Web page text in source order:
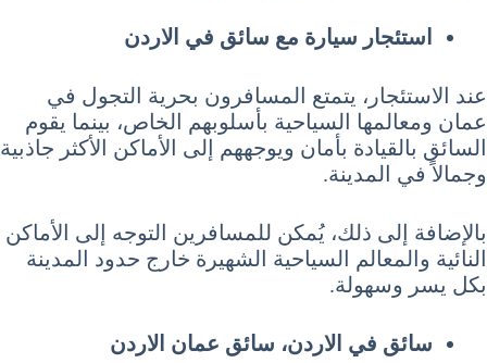
استئجار سيارة مع سائق في الاردن
عند الاستئجار، يتمتع المسافرون بحرية التجول في
عمان ومعالمها السياحية بأسلوبهم الخاص، بينما يقوم
السائق بالقيادة بأمان ويوجههم إلى الأماكن الأكثر جاذبية
وجمالاً في المدينة.
بالإضافة إلى ذلك، يُمكن للمسافرين التوجه إلى الأماكن
النائية والمعالم السياحية الشهيرة خارج حدود المدينة
بكل يسر وسهولة.
سائق في الاردن، سائق عمان الاردن